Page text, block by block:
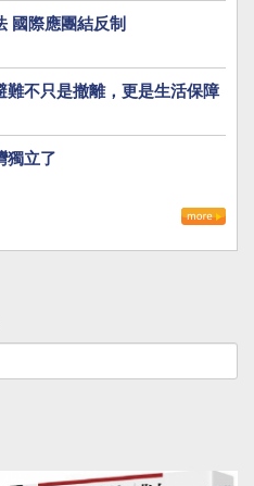
國際應團結反制
難不只是撤離，更是生活保障
獨立了